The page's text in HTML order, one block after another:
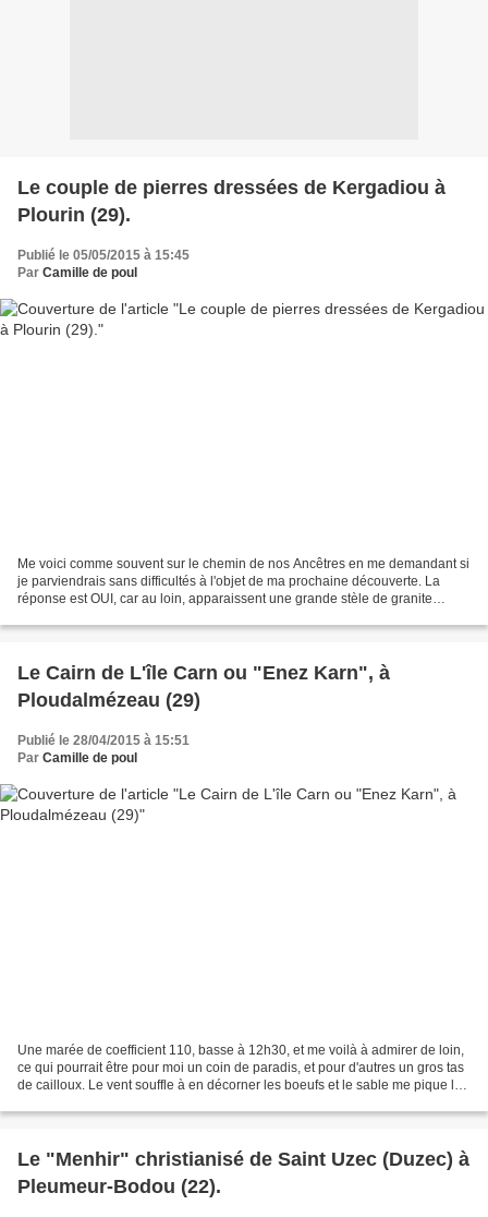
Le couple de pierres dressées de Kergadiou à
Plourin (29).
Publié le 05/05/2015 à 15:45
Par Camille de poul
Me voici comme souvent sur le chemin de nos Ancêtres en me demandant si
je parviendrais sans difficultés à l'objet de ma prochaine découverte. La
réponse est OUI, car au loin, apparaissent une grande stèle de granite
Le Cairn de L'île Carn ou "Enez Karn", à
Ploudalmézeau (29)
Publié le 28/04/2015 à 15:51
Par Camille de poul
Une marée de coefficient 110, basse à 12h30, et me voilà à admirer de loin,
ce qui pourrait être pour moi un coin de paradis, et pour d'autres un gros tas
de cailloux. Le vent souffle à en décorner les boeufs et le sable me pique les
Le "Menhir" christianisé de Saint Uzec (Duzec) à
Pleumeur-Bodou (22).